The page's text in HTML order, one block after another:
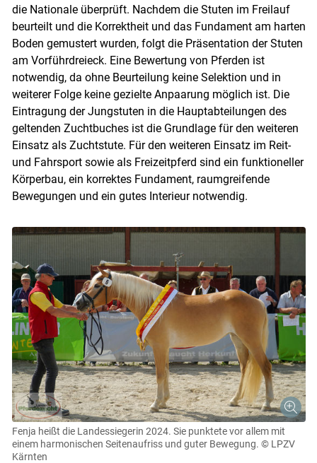
Skip to main content
die Nationale überprüft. Nachdem die Stuten im Freilauf
beurteilt und die Korrektheit und das Fundament am harten
Boden gemustert wurden, folgt die Präsentation der Stuten
am Vorführdreieck. Eine Bewertung von Pferden ist
notwendig, da ohne Beurteilung keine Selektion und in
weiterer Folge keine gezielte Anpaarung möglich ist. Die
Eintragung der Jungstuten in die Hauptabteilungen des
geltenden Zuchtbuches ist die Grundlage für den weiteren
Einsatz als Zuchtstute. Für den weiteren Einsatz im Reit-
und Fahrsport sowie als Freizeitpferd sind ein funktioneller
Körperbau, ein korrektes Fundament, raumgreifende
Bewegungen und ein gutes Interieur notwendig.
Fenja heißt die Landessiegerin 2024. Sie punktete vor allem mit
einem harmonischen Seitenaufriss und guter Bewegung. © LPZV
Kärnten